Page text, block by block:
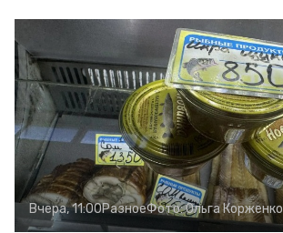
Вчера, 11:00РазноеФото:Ольга Корженко